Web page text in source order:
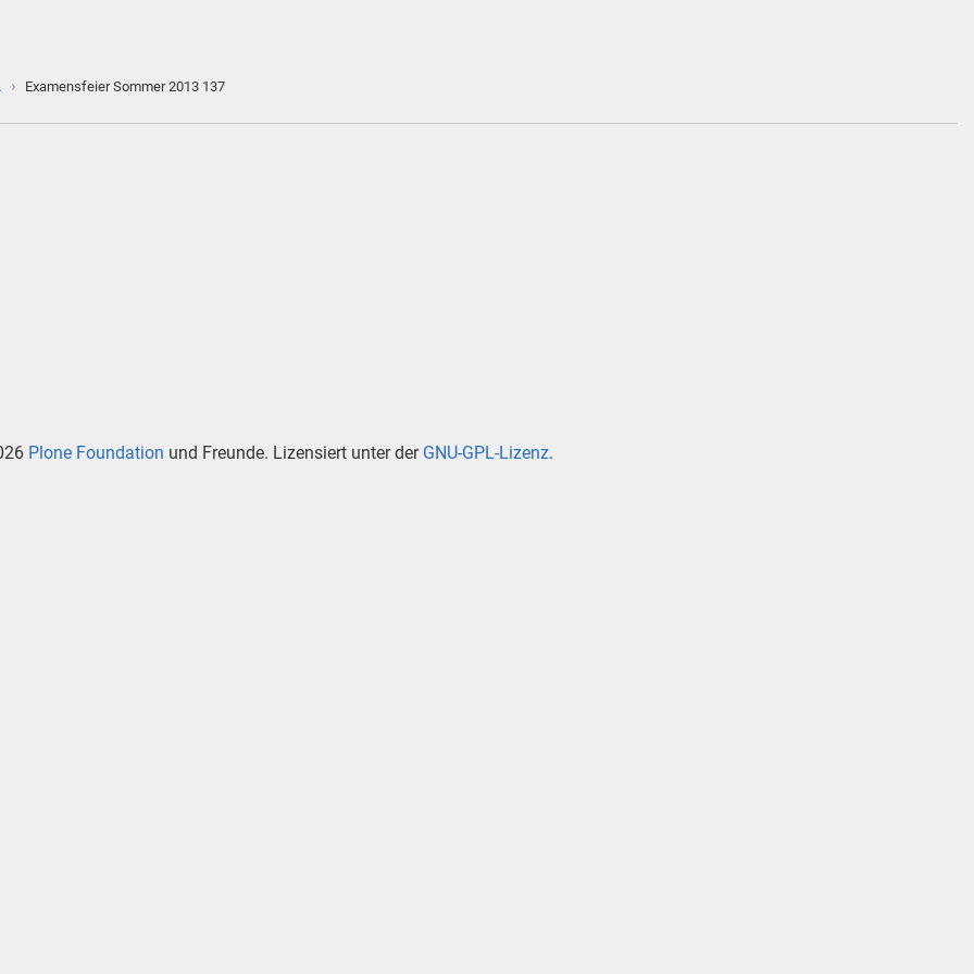
› Examensfeier Sommer 2013 137
Plone Foundation und Freunde. Lizensiert unter der GNU-GPL-Lizenz.